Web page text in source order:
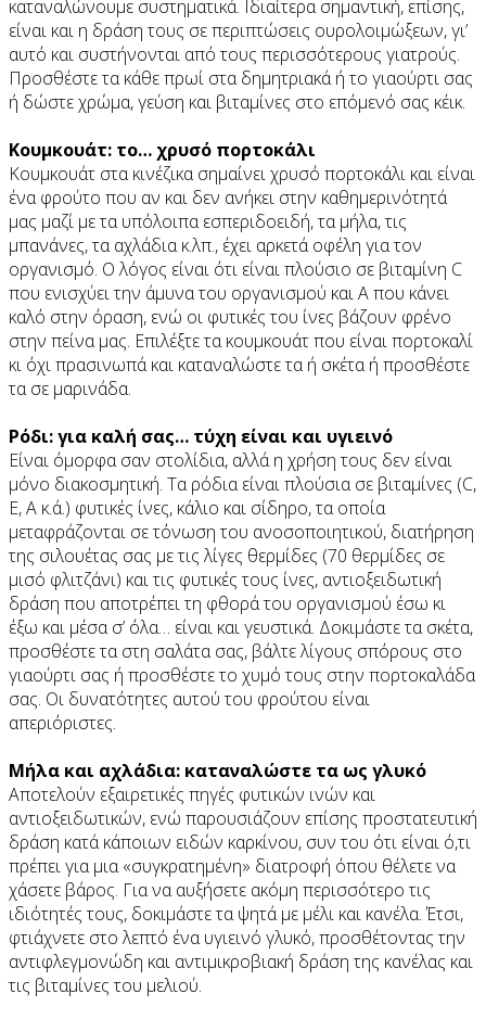
καταναλώνουμε συστηματικά. Ιδιαίτερα σημαντική, επίσης,
είναι και η δράση τους σε περιπτώσεις ουρολοιμώξεων, γι’
αυτό και συστήνονται από τους περισσότερους γιατρούς.
Προσθέστε τα κάθε πρωί στα δημητριακά ή το γιαούρτι σας
ή δώστε χρώμα, γεύση και βιταμίνες στο επόμενό σας κέικ.
Κουμκουάτ: το… χρυσό πορτοκάλι
Κουμκουάτ στα κινέζικα σημαίνει χρυσό πορτοκάλι και είναι
ένα φρούτο που αν και δεν ανήκει στην καθημερινότητά
μας μαζί με τα υπόλοιπα εσπεριδοειδή, τα μήλα, τις
μπανάνες, τα αχλάδια κ.λπ., έχει αρκετά οφέλη για τον
οργανισμό. Ο λόγος είναι ότι είναι πλούσιο σε βιταμίνη C
που ενισχύει την άμυνα του οργανισμού και Α που κάνει
καλό στην όραση, ενώ οι φυτικές του ίνες βάζουν φρένο
στην πείνα μας. Επιλέξτε τα κουμκουάτ που είναι πορτοκαλί
κι όχι πρασινωπά και καταναλώστε τα ή σκέτα ή προσθέστε
τα σε μαρινάδα.
Ρόδι: για καλή σας… τύχη είναι και υγιεινό
Είναι όμορφα σαν στολίδια, αλλά η χρήση τους δεν είναι
μόνο διακοσμητική. Τα ρόδια είναι πλούσια σε βιταμίνες (C,
E, A κ.ά.) φυτικές ίνες, κάλιο και σίδηρο, τα οποία
μεταφράζονται σε τόνωση του ανοσοποιητικού, διατήρηση
της σιλουέτας σας με τις λίγες θερμίδες (70 θερμίδες σε
μισό φλιτζάνι) και τις φυτικές τους ίνες, αντιοξειδωτική
δράση που αποτρέπει τη φθορά του οργανισμού έσω κι
έξω και μέσα σ’ όλα… είναι και γευστικά. Δοκιμάστε τα σκέτα,
προσθέστε τα στη σαλάτα σας, βάλτε λίγους σπόρους στο
γιαούρτι σας ή προσθέστε το χυμό τους στην πορτοκαλάδα
σας. Οι δυνατότητες αυτού του φρούτου είναι
απεριόριστες.
Μήλα και αχλάδια: καταναλώστε τα ως γλυκό
Αποτελούν εξαιρετικές πηγές φυτικών ινών και
αντιοξειδωτικών, ενώ παρουσιάζουν επίσης προστατευτική
δράση κατά κάποιων ειδών καρκίνου, συν του ότι είναι ό,τι
πρέπει για μια «συγκρατημένη» διατροφή όπου θέλετε να
χάσετε βάρος. Για να αυξήσετε ακόμη περισσότερο τις
ιδιότητές τους, δοκιμάστε τα ψητά με μέλι και κανέλα. Έτσι,
φτιάχνετε στο λεπτό ένα υγιεινό γλυκό, προσθέτοντας την
αντιφλεγμονώδη και αντιμικροβιακή δράση της κανέλας και
τις βιταμίνες του μελιού.